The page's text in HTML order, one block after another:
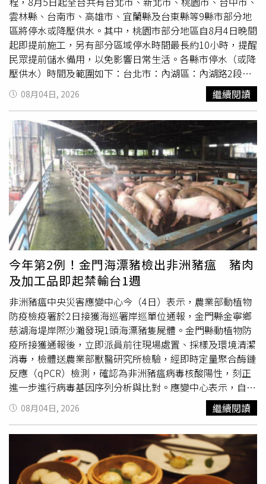
制定，更攸關每個家庭能否及早發現、及時獲得醫療與照顧
資源；也關係到失智者在金融、職場、交通及司法等不同場
域，是否仍能受到平等對待，並享有應有的權利與尊嚴。因
此，台灣失智症協會主張透過《失智症基本法》，建立跨部
會協調與制度支持，讓失智者及其家庭在不同人生階段都能
獲得較完整的保障。【延伸閱讀】下廚做飯與失智症風險降
低有關？專家：烹飪過程眉角多 助大腦保持靈活女性失智
症盛行率比男性高！醫揭4可能原因 更年期後應警惕
https://www.healthnews.com.tw/readnews.php?
id=69325
雲林縣、台南市、高雄市、宜蘭縣及台東縣等9縣市部分地
區將停水或降壓供水。其中，桃園市部分地區自8月4日晚間
起即提前施工，另有部分區域停水時間最長約10小時，提醒
民眾提前儲水備用，以免影響日常生活。各縣市停水（或降
壓供水）時間及範圍如下：台北市：內湖區：內湖路2段
179巷226至256號，以及179巷61弄、63弄、65弄、67
弄、69弄、71弄、73弄、75弄、77弄、79弄、81弄全巷
弄；224弄1至27號、10至12號。09:00至16:00。信義區：
基隆路1段172巷。11:00至15:00。中山區：五常街53巷至
民族東路410巷。11:00至15:00。士林區：社子街146巷、
146巷7弄、150巷2號至8號。11:30至15:30。新北市：三重
區：五谷王南街及附近巷弄。10:00至16:00。三重區：重陽
路1段20巷、重陽路1段26巷。11:00至15:00。三重區：溪
尾街（仁華街至仁愛街）單、雙號側。11:30至15:30。新店
區：安和路3段2號至44號。10:00至16:00。中和區：立德
街單號側19號至23號。10:00至14:00。中和區：連城路
87、91、93、95、97、101、103號；連城路75巷、89
巷、99巷全部用戶；連勝街6、22、24號；連勝街26巷6號
旁工地；景平路547至565號（單號側）、575至597號（單
號側），以及景平路545巷全部用戶。12:00至20:00。桃園
市：龍潭區：中正里、龍星里、中山里、永興里、九龍里。
8月4日22:00至8月5日05:00。中壢區：信義里，以及嘉善
街、嘉興二街、嘉興街、寧夏一街、寧夏二街、廣州路、徐
州街、杭州路、環中東路2段、甘肅一街、甘肅二街、甘肅
三街、福州路、蘇州一街、蘇州二街。8月4日23:00至8月5
日04:00。中壢區：正義里、信義里，以及中北路2段、中山
東路1段、南昌街、吉安街、嘉善街、嘉興二街、嘉興街、
大安街、安東街、寶慶街、廈門街、廣州路、成都路、新興
北街、新興路、昆明街、東明街、東林二街、漢口街、潮州
街、甘肅二街、福州路、蘭州街、蘭州二街、衡陽街、金山
一街、金山二街、金山三街、長沙路沿線及巷弄，部分地區
停水或水壓降低。8月5日23:00至8月6日04:00。龜山區：
文化七路181巷、文化七路181巷17弄、文化七路181巷31
08月04日, 2026 繼續閱讀
今年第2例！金門海漂豬檢出非洲豬瘟 豬肉
及加工品即起禁輸台1週
非洲豬瘟中央災害應變中心今（4日）表示，農業部動植物
防疫檢疫署於2日接獲海巡署岸巡單位通報，金門縣金寧鄉
慈湖海堤岸際沙灘發現1頭海漂豬隻屍體。金門縣動植物防
疫所接獲通報後，立即派員前往現場處置、採樣及環境清潔
消毒，檢體送農業部獸醫研究所檢驗，經即時定量聚合酶鏈
反應（qPCR）檢測，確認為非洲豬瘟病毒核酸陽性，刻正
進一步進行病毒基因序列分析與比對。應變中心表示，自
107年起迄今，國內海漂豬檢出非洲豬瘟病毒核酸陽性案例
累計22例，114年發生2例，本案例為今年第2例，顯示海漂
豬隨海流漂抵岸際的風險仍持續存在，岸際巡查、即時通報
及邊境檢疫均不可鬆懈。為因應本次海漂豬檢出非洲豬瘟病
毒核酸陽性，金門防疫所依標準程序，將發現地點半徑10公
里內共21場養豬場列為管制健康訪視對象，於今日已完成所
08月04日, 2026 繼續閱讀